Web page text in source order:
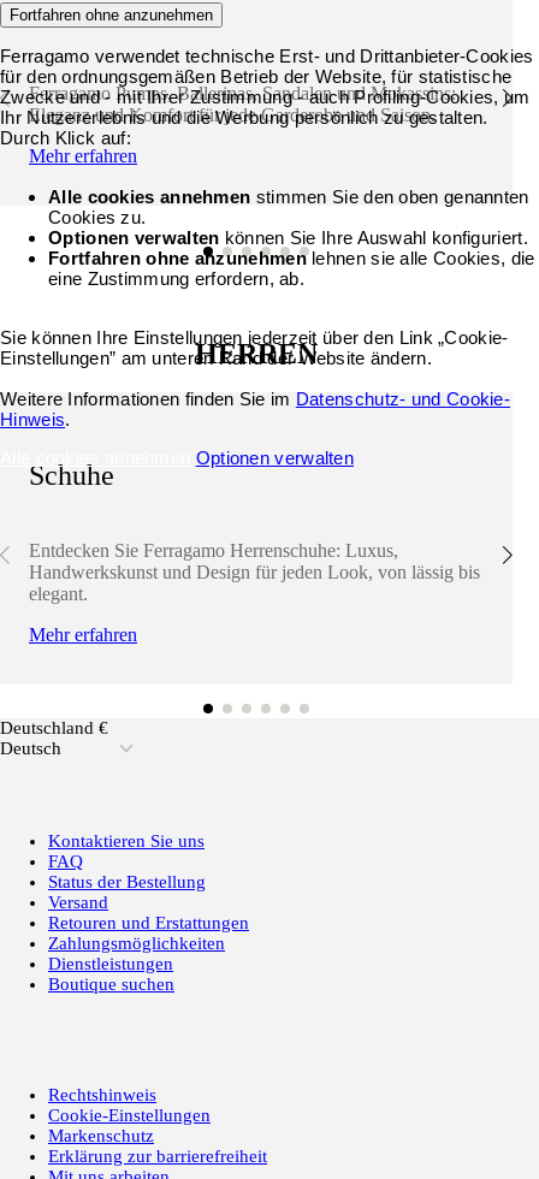
Schuhe
Ferragamo Pumps, Ballerinas, Sandalen und Mokassins:
Eleganz und Komfort für jede Garderobe und Saison.
Mehr erfahren
HERREN
Schuhe
Entdecken Sie Ferragamo Herrenschuhe: Luxus,
Handwerkskunst und Design für jeden Look, von lässig bis
elegant.
Mehr erfahren
Deutschland €
Deutsch
Kontaktieren Sie uns
FAQ
Status der Bestellung
Versand
Retouren und Erstattungen
Zahlungsmöglichkeiten
Dienstleistungen
Boutique suchen
Rechtshinweis
Cookie-Einstellungen
Markenschutz
Erklärung zur barrierefreiheit
Fortfahren ohne anzunehmen
Ferragamo verwendet technische Erst- und Drittanbieter-Cookies
für den ordnungsgemäßen Betrieb der Website, für statistische
Zwecke und - mit Ihrer Zustimmung - auch Profiling-Cookies, um
Ihr Nutzererlebnis und die Werbung persönlich zu gestalten.
Durch Klick auf:
Alle cookies annehmen stimmen Sie den oben genannten
Cookies zu.
Optionen verwalten können Sie Ihre Auswahl konfiguriert.
Fortfahren ohne anzunehmenlehnen sie alle Cookies, die
eine Zustimmung erfordern, ab.
Sie können Ihre Einstellungen jederzeit über den Link „Cookie-
Einstellungen” am unteren Rand der Website ändern.
Weitere Informationen finden Sie im Datenschutz- und Cookie-
Hinweis.
Optionen verwalten